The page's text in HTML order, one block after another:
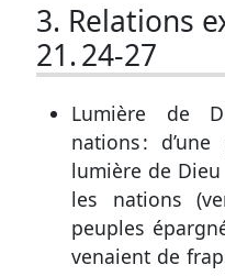
3. Relations
21. 24-27
Lumière de
nations :
lumière de
les nations (
peuples
venaient de